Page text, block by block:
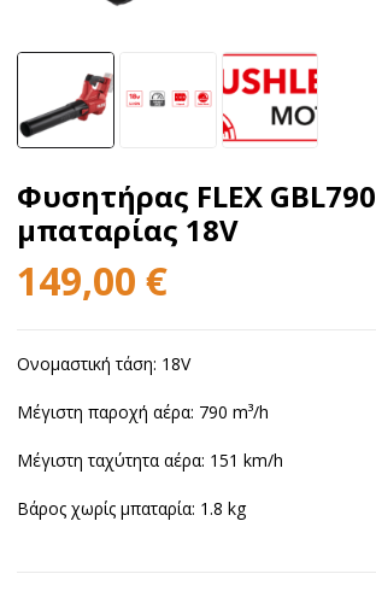
Φυσητήρας FLEX GBL790
μπαταρίας 18V
149,00 €
Ονομαστική τάση: 18V
Μέγιστη παροχή αέρα: 790 m³/h
Μέγιστη ταχύτητα αέρα: 151 km/h
Βάρος χωρίς μπαταρία: 1.8 kg